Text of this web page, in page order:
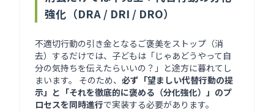
強化（DRA / DRI / DRO）
不適切行動の引き金となるご褒美をストップ（消
去）するだけでは、子どもは「じゃあどうやって自
分の気持ちを伝えたらいいの？」と途方に暮れてし
まいます。 そのため、 必ず「望ましい代替行動の提
示」と「それを徹底的に褒める（分化強化）」のプ
ロセスを同時進行で実装する必要があります。